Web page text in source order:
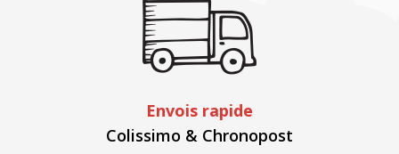
Envois rapide
Colissimo & Chronopost